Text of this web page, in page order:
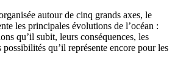
autour de cinq grands axes, le
les principales évolutions de l’océan :
qu’il subit, leurs conséquences, les
possibilités qu’il représente encore pour les